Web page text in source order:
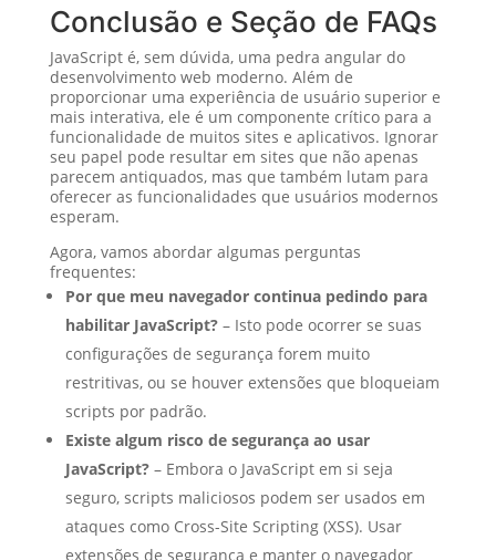
Conclusão e Seção de FAQs
JavaScript é, sem dúvida, uma pedra angular do
desenvolvimento web moderno. Além de
proporcionar uma experiência de usuário superior e
mais interativa, ele é um componente crítico para a
funcionalidade de muitos sites e aplicativos. Ignorar
seu papel pode resultar em sites que não apenas
parecem antiquados, mas que também lutam para
oferecer as funcionalidades que usuários modernos
esperam.
Agora, vamos abordar algumas perguntas
frequentes:
Por que meu navegador continua pedindo para
habilitar JavaScript?– Isto pode ocorrer se suas
configurações de segurança forem muito
restritivas, ou se houver extensões que bloqueiam
scripts por padrão.
Existe algum risco de segurança ao usar
JavaScript?– Embora o JavaScript em si seja
seguro, scripts maliciosos podem ser usados em
ataques como Cross-Site Scripting (XSS). Usar
extensões de segurança e manter o navegador